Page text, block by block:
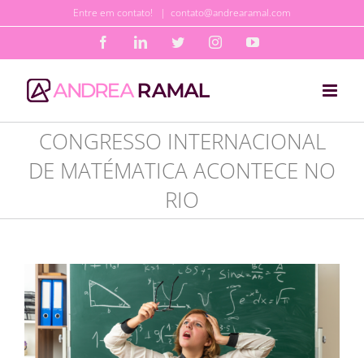
o
conteúdo
Entre em contato! | contato@andrearamal.com
FacebookLinkedInTwitterInstagramYouTube
CONGRESSO INTERNACIONAL
DE MATÉMATICA ACONTECE NO
RIO